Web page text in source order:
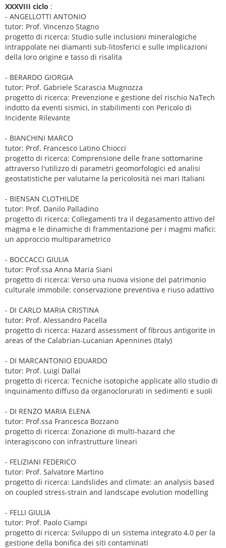
XXXVIII ciclo :
- ANGELLOTTI ANTONIO
tutor: Prof. Vincenzo Stagno
progetto di ricerca: Studio sulle inclusioni mineralogiche
intrappolate nei diamanti sub-litosferici e sulle implicazioni
della loro origine e tasso di risalita
- BERARDO GIORGIA
tutor: Prof. Gabriele Scarascia Mugnozza
progetto di ricerca: Prevenzione e gestione del rischio NaTech
indotto da eventi sismici, in stabilimenti con Pericolo di
Incidente Rilevante
- BIANCHINI MARCO
tutor: Prof. Francesco Latino Chiocci
progetto di ricerca: Comprensione delle frane sottomarine
attraverso l'utilizzo di parametri geomorfologici ed analisi
geostatistiche per valutarne la pericolosità nei mari Italiani
- BIENSAN CLOTHILDE
tutor: Prof. Danilo Palladino
progetto di ricerca: Collegamenti tra il degasamento attivo del
magma e le dinamiche di frammentazione per i magmi mafici:
un approccio multiparametrico
- BOCCACCI GIULIA
tutor: Prof.ssa Anna Maria Siani
progetto di ricerca: Verso una nuova visione del patrimonio
culturale immobile: conservazione preventiva e riuso adattivo
- DI CARLO MARIA CRISTINA
tutor: Prof. Alessandro Pacella
progetto di ricerca: Hazard assessment of fibrous antigorite in
areas of the Calabrian-Lucanian Apennines (Italy)
- DI MARCANTONIO EDUARDO
tutor: Prof. Luigi Dallai
progetto di ricerca: Tecniche isotopiche applicate allo studio di
inquinamento diffuso da organoclorurati in sedimenti e suoli
- DI RENZO MARIA ELENA
tutor: Prof.ssa Francesca Bozzano
progetto di ricerca: Zonazione di multi-hazard che
interagiscono con infrastrutture lineari
- FELIZIANI FEDERICO
tutor: Prof. Salvatore Martino
progetto di ricerca: Landslides and climate: an analysis based
on coupled stress-strain and landscape evolution modelling
- FELLI GIULIA
tutor: Prof. Paolo Ciampi
progetto di ricerca: Sviluppo di un sistema integrato 4.0 per la
gestione della bonifica dei siti contaminati